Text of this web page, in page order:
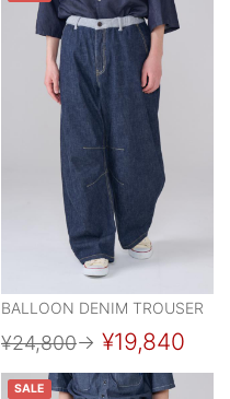
BALLOON DENIM TROUSER
¥24,800→ ¥19,840
SALE